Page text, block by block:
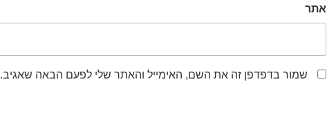
אתר
שמור בדפדפן זה את השם, האימייל והאתר שלי לפעם הבאה שאגיב.